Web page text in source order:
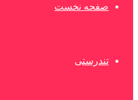
صفحه نخست
تندرستی